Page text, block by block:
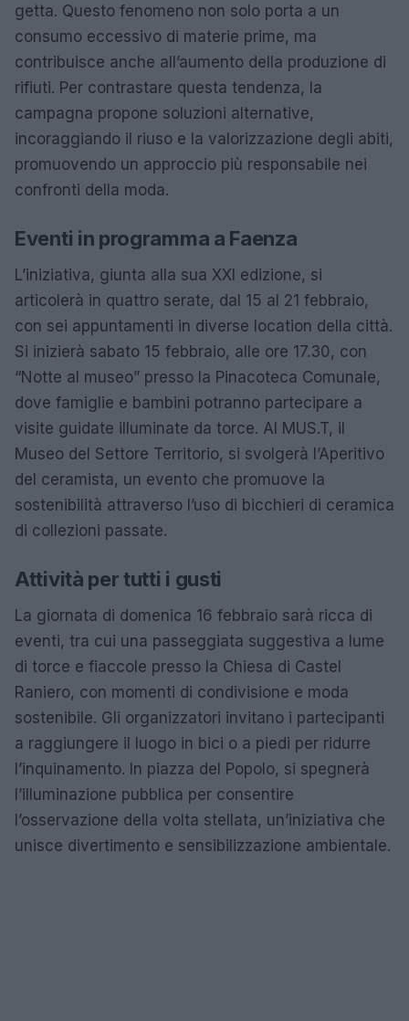
getta. Questo fenomeno non solo porta a un
consumo eccessivo di materie prime, ma
contribuisce anche all’aumento della produzione di
rifiuti. Per contrastare questa tendenza, la
campagna propone soluzioni alternative,
incoraggiando il riuso e la valorizzazione degli abiti,
promuovendo un approccio più responsabile nei
confronti della moda.
Eventi in programma a Faenza
L’iniziativa, giunta alla sua XXI edizione, si
articolerà in quattro serate, dal 15 al 21 febbraio,
con sei appuntamenti in diverse location della città.
Si inizierà sabato 15 febbraio, alle ore 17.30, con
“Notte al museo” presso la Pinacoteca Comunale,
dove famiglie e bambini potranno partecipare a
visite guidate illuminate da torce. Al MUS.T, il
Museo del Settore Territorio, si svolgerà l’Aperitivo
del ceramista, un evento che promuove la
sostenibilità attraverso l’uso di bicchieri di ceramica
di collezioni passate.
Attività per tutti i gusti
La giornata di domenica 16 febbraio sarà ricca di
eventi, tra cui una passeggiata suggestiva a lume
di torce e fiaccole presso la Chiesa di Castel
Raniero, con momenti di condivisione e moda
sostenibile. Gli organizzatori invitano i partecipanti
a raggiungere il luogo in bici o a piedi per ridurre
l’inquinamento. In piazza del Popolo, si spegnerà
l’illuminazione pubblica per consentire
l’osservazione della volta stellata, un’iniziativa che
unisce divertimento e sensibilizzazione ambientale.